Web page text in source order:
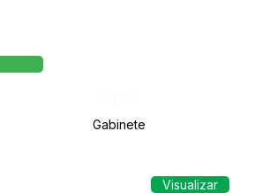
Gabinete
Visualizar